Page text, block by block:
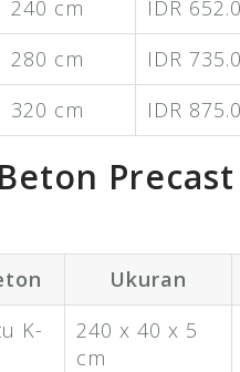
240 cm
IDR
280 cm
IDR
320 cm IDR
Ukuran
K-
240 x 40 x 5
cm